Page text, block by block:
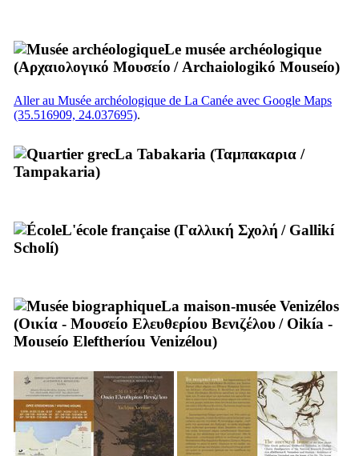
Le musée archéologique
(Αρχαιολογικό Μουσείο / Archaiologikó Mouseío)
Aller au Musée archéologique de La Canée avec Google Maps
(35.516909, 24.037695).
La Tabakaria (Ταμπακαρια /
Tampakaria)
L'école française (Γαλλική Σχολή / Gallikí
Scholí)
La maison-musée Venizélos
(Οικία - Μουσείο Ελευθερίου Βενιζέλου/ Oikía -
Mouseío Eleftheríou Venizélou)